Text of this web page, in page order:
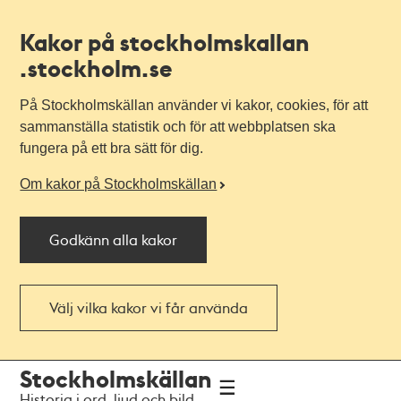
Kakor på stockholmskallan
.stockholm.se
På Stockholmskällan använder vi kakor, cookies, för att
sammanställa statistik och för att webbplatsen ska
fungera på ett bra sätt för dig.
Om kakor på Stockholmskällan
Godkänn alla kakor
Välj vilka kakor vi får använda
navigationen
huvudinnehållet
Stockholmskällan